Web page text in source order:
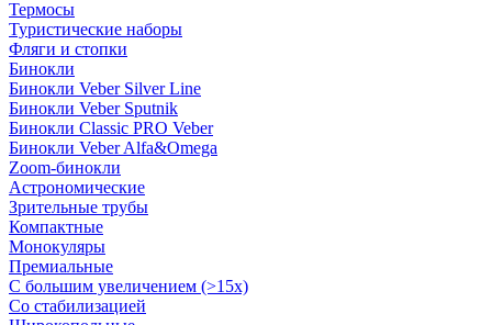
Термосы
Туристические наборы
Фляги и стопки
Бинокли
Бинокли Veber Silver Line
Бинокли Veber Sputnik
Бинокли Classic PRO Veber
Бинокли Veber Alfa&Omega
Zoom-бинокли
Астрономические
Зрительные трубы
Компактные
Монокуляры
Премиальные
С большим увеличением (>15x)
Со стабилизацией